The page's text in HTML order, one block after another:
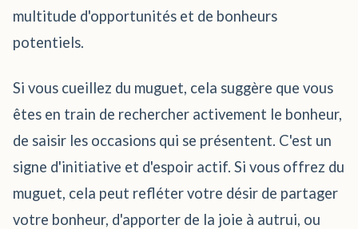
multitude d'opportunités et de bonheurs
potentiels.
Si vous cueillez du muguet, cela suggère que vous
êtes en train de rechercher activement le bonheur,
de saisir les occasions qui se présentent. C'est un
signe d'initiative et d'espoir actif. Si vous offrez du
muguet, cela peut refléter votre désir de partager
votre bonheur, d'apporter de la joie à autrui, ou